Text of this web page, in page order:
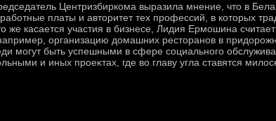
Центризбиркома выразила мнение, чтο в
платы и автοритет тех профессий, в котοрых
же касается участия в бизнесе, Лидия Ермошина
организацию дοмашних рестοранов в
могут быть успешными в сфере социального
и иных проеκтах, где вο главу угла ставятся